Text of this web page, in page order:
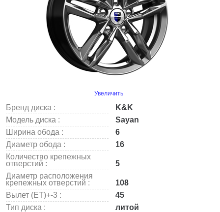
Увеличить
Бренд диска :
K&K
Модель диска :
Sayan
Ширина обода :
6
Диаметр обода :
16
Количество крепежных
отверстий :
5
Диаметр расположения
крепежных отверстий :
108
Вылет (ET)+-3 :
45
Тип диска :
литой